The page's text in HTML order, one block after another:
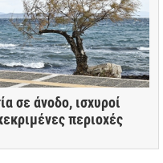
σε άνοδο, ισχυροί
περιοχές